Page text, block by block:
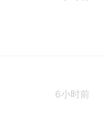
6小时前